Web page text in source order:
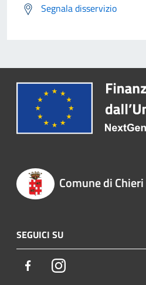
Segnala disservizio
Comune di Chieri
SEGUICI SU
FacebookInstagram